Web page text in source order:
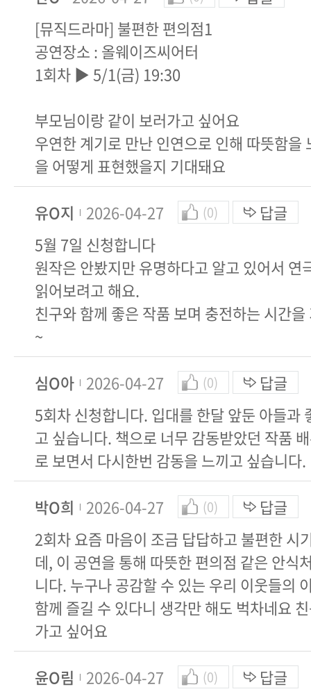
[뮤직드라마] 불편한 편의점1
공연장소 : 올웨이즈씨어터
1회차 ▶ 5/1(금) 19:30
부모님이랑 같이 보러가고 싶어요
우연한 계기로 만난 인연으로 인해 따뜻함을
을 어떻게 표현했을지 기대돼요
유O지 2026-04-27 (0)
답글
5월 7일 신청합니다
원작은 안봤지만 유명하다고 알고 있어서 연
읽어보려고 해요.
친구와 함께 좋은 작품 보며 충전하는 시간
~
심O아 2026-04-27 (0)
답글
5회차 신청합니다. 입대를 한달 앞둔 아들과
고 싶습니다. 책으로 너무 감동받았던 작품
로 보면서 다시한번 감동을 느끼고 싶습니다.
박O희 2026-04-27 (0)
답글
2회차 요즘 마음이 조금 답답하고 불편한 시
데, 이 공연을 통해 따뜻한 편의점 같은 안식
니다. 누구나 공감할 수 있는 우리 이웃들의
함께 즐길 수 있다니 생각만 해도 벅차네요
가고 싶어요
윤O림 2026-04-27 (0)
답글